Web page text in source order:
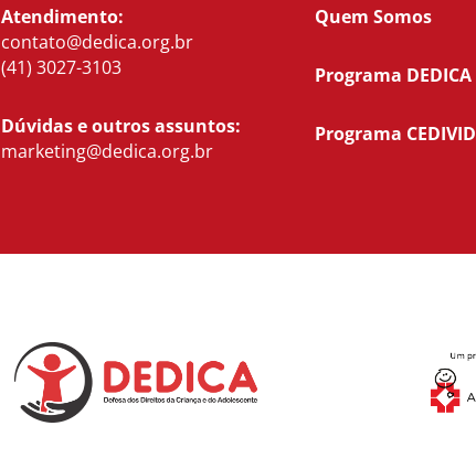
Atendimento:
contato@dedica.org.br
(41) 3027-3103
Dúvidas e outros assuntos:
marketing@dedica.org.br
Quem Somos
Programa DEDICA
Programa